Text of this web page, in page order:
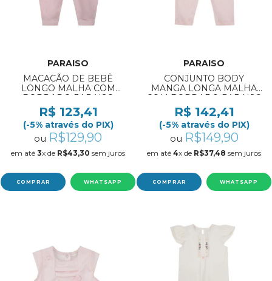
PARAISO
MACACÃO DE BEBÊ
LONGO MALHA COM
BORDADO PARAISO
REF:20025 RN/P
R$ 123,41
(-5% através do PIX)
ou R$129,90
em até 3x de R$43,30 sem juros
COMPRAR WHATSAPP
PARAISO
CONJUNTO BODY
MANGA LONGA MALHA
COM BORDADO PARAISO
REF:20037 RN/M
R$ 142,41
(-5% através do PIX)
ou R$149,90
em até 4x de R$37,48 sem juros
COMPRAR WHATSAPP